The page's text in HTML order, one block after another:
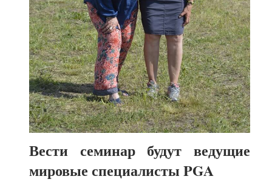
Вести семинар будут ведущие
мировые специалисты PGA